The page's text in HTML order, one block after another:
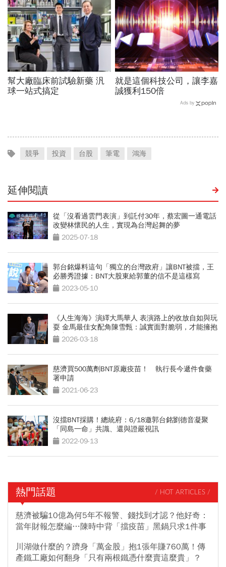
幫大廠臨床前試驗新藥 汎
球一站式搞定
就是這個科技公司，讓李嘉
誠獲利150倍
Ads by
競爭 投資 台股 筆電 鴻海
延伸閱讀
從「沒看過雲門表演」到託付30年，蔡宏圖一通電話
改變林懷民的人生，實現為台灣起舞的夢
2025-07-18
郭台銘爆料這句「獨立的台灣政府」讓BNT被擋，王
必勝秀證據：BNT大股東給郭董的信不是這樣寫
2023-05-10
《人生海海》演繹大馬華人 表演路上的收放自如與玩
耍 金馬最佳女配角陳雪甄：誠實面對脆弱，才能擁抱
自由2026-03-18
慈濟買500萬劑BNT原廠疫苗！ 執行長今遞件食藥
署申請
2021-06-23
沒擋BNT採購！總統府：6/18邀郭台銘劉德音凝聚
「同島一命」共識、還與證嚴視訊
2022-09-13
熱門話題 / HOT ARTICLES /
慈濟被騙10億為何5年不報警、錢找到才認？他好奇：
當年財報怎麼編…陳時中背「擋疫苗」黑鍋只求1件事
川湖做什麼的？躋身「萬金股」抱1張年賺760萬！傳
產鐵工廠如何翻身「只有兩根鐵憑什麼賣這麼貴」？